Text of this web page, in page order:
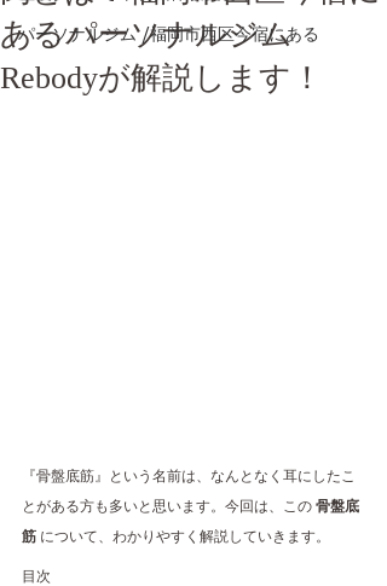
パーソナルジム /福岡市西区今宿にある
あるパーソナルジム
Rebodyが解説します！
『骨盤底筋』という名前は、なんとなく耳にしたこ
とがある方も多いと思います。今回は、この 骨盤底
筋 について、わかりやすく解説していきます。
目次